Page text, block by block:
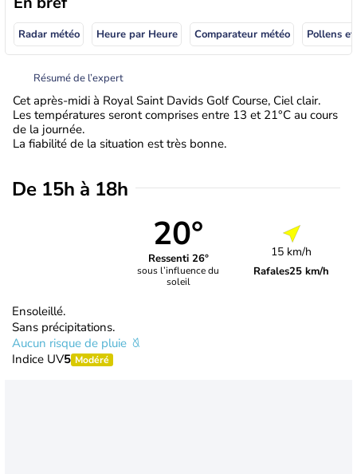
Radar météo Heure par Heure Comparateur météo Pollens
Résumé de l’expert
Cet après-midi à Royal Saint Davids Golf Course, Ciel clair.
Les températures seront comprises entre 13 et 21°C au cours
de la journée.
La fiabilité de la situation est très bonne.
De 15h à 18h
20°
Ressenti 26°
sous l’influence du
soleil
15 km/h
Rafales25 km/h
Ensoleillé.
Sans précipitations.
Aucun risque de pluie
Indice UV5 Modéré